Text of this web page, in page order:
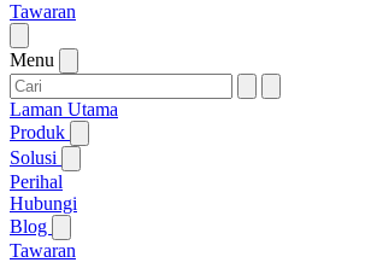
Tawaran
Menu
Laman Utama
Produk
Solusi
Perihal
Hubungi
Blog
Tawaran